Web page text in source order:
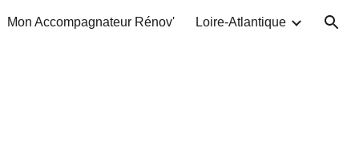
Mon Accompagnateur Rénov' Loire-Atlantique